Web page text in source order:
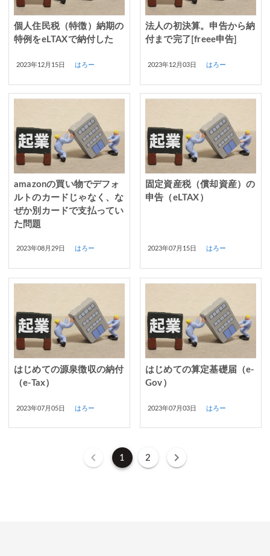
個人住民税（特徴）納期の
特例をeLTAXで納付した
2023年12月15日 はろー
法人の初決算。申告から納
付まで完了[freee申告]
2023年12月03日 はろー
amazonの買い物でデフォ
ルトのカードじゃなく、な
ぜか別カードで支払ってい
た問題
2023年08月29日 はろー
固定資産税（償却資産）の
申告（eLTAX）
2023年07月15日 はろー
はじめての源泉徴収の納付
（e-Tax）
2023年07月05日 はろー
はじめての算定基礎届（e-
Gov）
2023年07月03日 はろー
1 2